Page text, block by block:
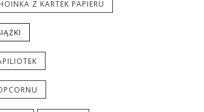
Z KARTEK PAPIERU